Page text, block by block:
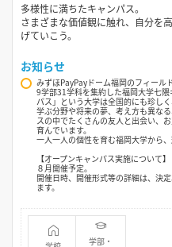
多様性に満ちたキャンパス。
さまざまな価値観に触れ、自分を
げていこう。
お知らせ
みずほPayPayドーム福岡のフィール
9学部31学科を集約した福岡大学七
パス」という大学は全国的にも珍し
学ぶ分野や将来の夢、考え方も異な
スの中でたくさんの友人と出会い、
育んでいます。
一人一人の個性を育む福岡大学から、
【オープンキャンパス実施について】
８月開催予定。
開催日時、開催形式等の詳細は、決
ます。
学部・